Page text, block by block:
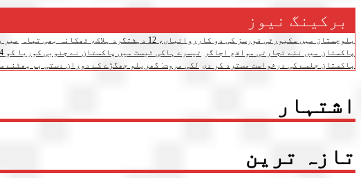
برکینگ نیوز
بلوچستان میں سکیورٹی فورسز کی دو کارروائیاں، 12 دہشتگرد ہلاک، ٹھکانہ بھی تباہ میر
پاکستان میں نئے تجارتی مواقع اجاگر
تیسرے ہاکی ٹیسٹ میں پاکستان نے جنوبی کوریا کو 4-3 سے شکست دے دی، سیریز اپنے نام کرلی
پاکستان جلسے کی درخواست مسترد کر دی لکی مروت: گھریلو جھگڑے کے دوران دستی بم پھٹنے سے 3 افراد جاں بحق، 3 بچے
اشتہار
تازہ ترین